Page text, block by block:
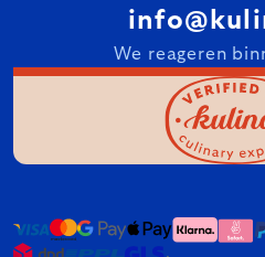
We reageren